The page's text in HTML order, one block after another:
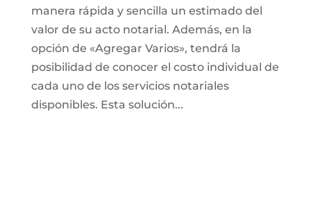
manera rápida y sencilla un estimado del
valor de su acto notarial. Además, en la
opción de «Agregar Varios», tendrá la
posibilidad de conocer el costo individual de
cada uno de los servicios notariales
disponibles. Esta solución...